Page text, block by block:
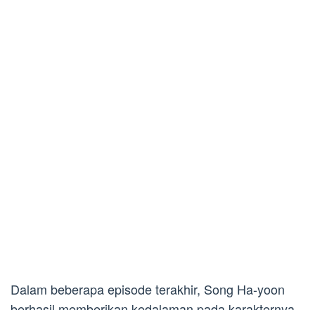
Dalam beberapa episode terakhir, Song Ha-yoon